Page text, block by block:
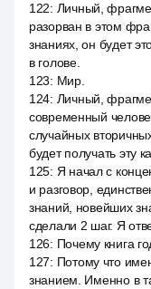
122: Личный,
разорван в этом
знаниях, он будет
в голове.
123: Мир.
124: Личный,
современный
случайных
будет получать эту
125: Я начал с
и разговор,
знаний, новейших
сделали 2 шаг. Я
126: Почему книга
127: Потому что
знанием. Именно в